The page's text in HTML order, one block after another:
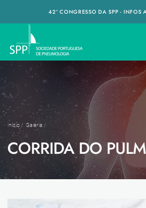
42º CONGRESSO DA SPP - INFOS
Início / Galeria /
CORRIDA DO